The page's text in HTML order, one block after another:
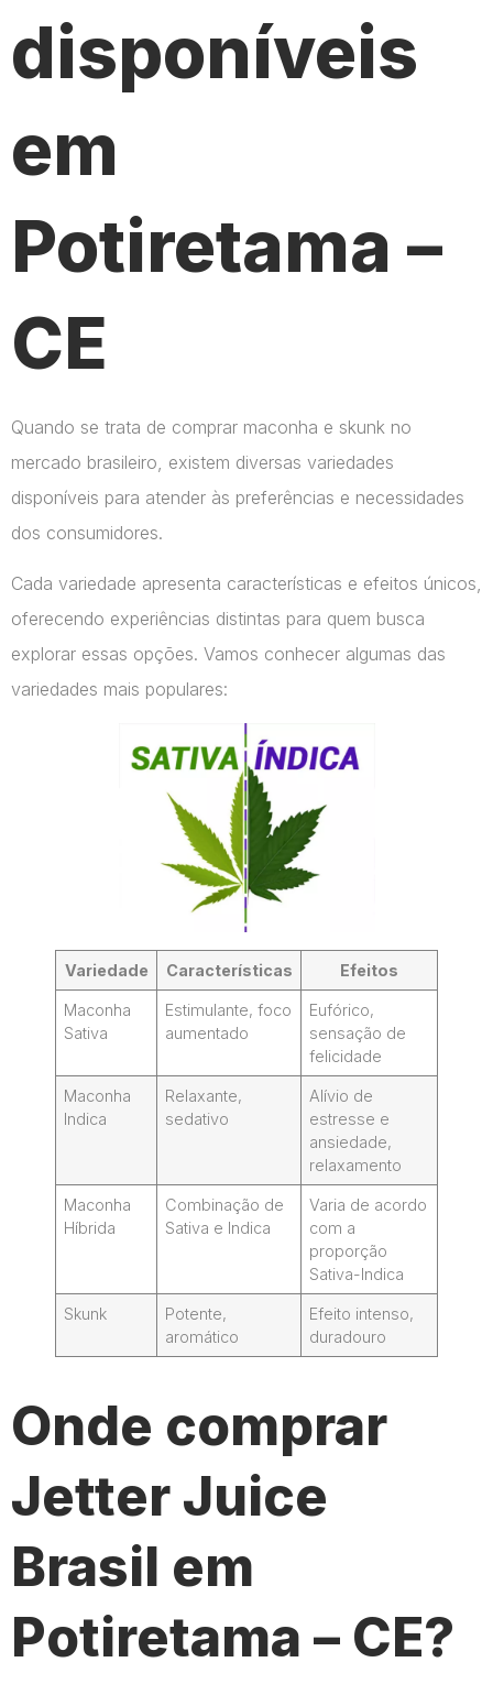
disponíveis
em
Potiretama –
CE
Quando se trata de comprar maconha e skunk no
mercado brasileiro, existem diversas variedades
disponíveis para atender às preferências e necessidades
dos consumidores.
Cada variedade apresenta características e efeitos únicos,
oferecendo experiências distintas para quem busca
explorar essas opções. Vamos conhecer algumas das
variedades mais populares:
Variedade Características Efeitos
Maconha
Sativa
Estimulante, foco
aumentado
Eufórico,
sensação de
felicidade
Maconha
Indica
Relaxante,
sedativo
Alívio de
estresse e
ansiedade,
relaxamento
Maconha
Híbrida
Combinação de
Sativa e Indica
Varia de acordo
com a
proporção
Sativa-Indica
Skunk
Potente,
aromático
Efeito intenso,
duradouro
Onde comprar
Jetter Juice
Brasil em
Potiretama – CE?